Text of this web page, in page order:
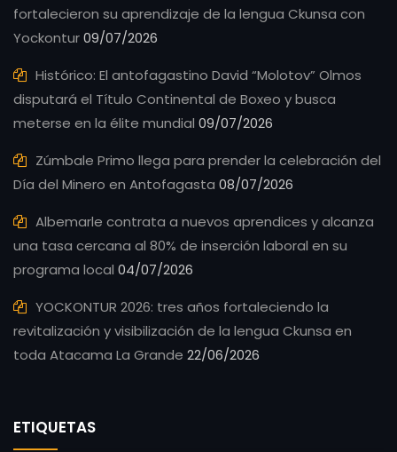
fortalecieron su aprendizaje de la lengua Ckunsa con
Yockontur09/07/2026
Histórico: El antofagastino David “Molotov” Olmos
disputará el Título Continental de Boxeo y busca
meterse en la élite mundial 09/07/2026
Zúmbale Primo llega para prender la celebración del
Día del Minero en Antofagasta 08/07/2026
Albemarle contrata a nuevos aprendices y alcanza
una tasa cercana al 80% de inserción laboral en su
programa local 04/07/2026
YOCKONTUR 2026: tres años fortaleciendo la
revitalización y visibilización de la lengua Ckunsa en
toda Atacama La Grande 22/06/2026
ETIQUETAS